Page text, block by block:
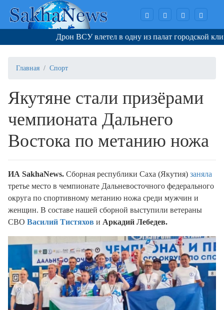
Дрон ВСУ влетел в одну из палат городской
Главная Спорт
Якутяне стали призёрами
чемпионата Дальнего
Востока по метанию ножа
ИA SakhaNews. Сборная республики Саха (Якутия) заняла
третье место в чемпионате Дальневосточного федерального
округа по спортивному метанию ножа среди мужчин и
женщин. В составе нашей сборной выступили ветераны
СВО Василий Тистяхов и Аркадий Лебедев.